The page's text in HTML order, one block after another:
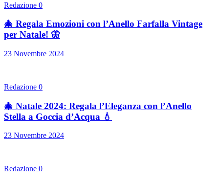
Redazione 0
🎄 Regala Emozioni con l’Anello Farfalla Vintage
per Natale! 🦋
23 Novembre 2024
Redazione 0
🎄 Natale 2024: Regala l’Eleganza con l’Anello
Stella a Goccia d’Acqua 💧
23 Novembre 2024
Redazione 0